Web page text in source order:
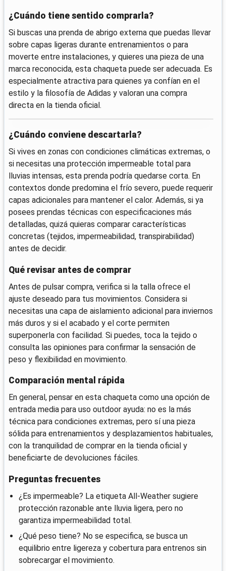
¿Cuándo tiene sentido comprarla?
Si buscas una prenda de abrigo externa que puedas llevar
sobre capas ligeras durante entrenamientos o para
moverte entre instalaciones, y quieres una pieza de una
marca reconocida, esta chaqueta puede ser adecuada. Es
especialmente atractiva para quienes ya confían en el
estilo y la filosofía de Adidas y valoran una compra
directa en la tienda oficial.
¿Cuándo conviene descartarla?
Si vives en zonas con condiciones climáticas extremas, o
si necesitas una protección impermeable total para
lluvias intensas, esta prenda podría quedarse corta. En
contextos donde predomina el frío severo, puede requerir
capas adicionales para mantener el calor. Además, si ya
posees prendas técnicas con especificaciones más
detalladas, quizá quieras comparar características
concretas (tejidos, impermeabilidad, transpirabilidad)
antes de decidir.
Qué revisar antes de comprar
Antes de pulsar compra, verifica si la talla ofrece el
ajuste deseado para tus movimientos. Considera si
necesitas una capa de aislamiento adicional para inviernos
más duros y si el acabado y el corte permiten
superponerla con facilidad. Si puedes, toca la tejido o
consulta las opiniones para confirmar la sensación de
peso y flexibilidad en movimiento.
Comparación mental rápida
En general, pensar en esta chaqueta como una opción de
entrada media para uso outdoor ayuda: no es la más
técnica para condiciones extremas, pero sí una pieza
sólida para entrenamientos y desplazamientos habituales,
con la tranquilidad de comprar en la tienda oficial y
beneficiarte de devoluciones fáciles.
Preguntas frecuentes
¿Es impermeable? La etiqueta All-Weather sugiere
protección razonable ante lluvia ligera, pero no
garantiza impermeabilidad total.
¿Qué peso tiene? No se especifica, se busca un
equilibrio entre ligereza y cobertura para entrenos sin
sobrecargar el movimiento.